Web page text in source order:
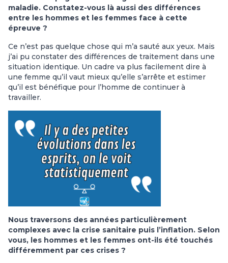
maladie. Constatez-vous là aussi des différences
entre les hommes et les femmes face à cette
épreuve ?
Ce n’est pas quelque chose qui m’a sauté aux yeux. Mais
j’ai pu constater des différences de traitement dans une
situation identique. Un cadre va plus facilement dire à
une femme qu’il vaut mieux qu’elle s’arrête et estimer
qu’il est bénéfique pour l’homme de continuer à
travailler.
Nous traversons des années particulièrement
complexes avec la crise sanitaire puis l’inflation. Selon
vous, les hommes et les femmes ont-ils été touchés
différemment par ces crises ?